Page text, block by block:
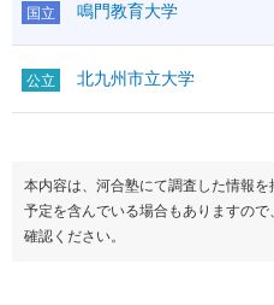
国立 鳴門教育大学
公立 北九州市立大学
本内容は、河合塾にて調査した情報
予定を含んでいる場合もありますの
確認ください。